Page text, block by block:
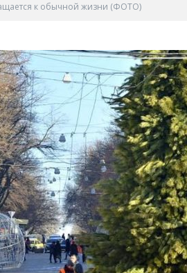
к обычной жизни (ФОТО)